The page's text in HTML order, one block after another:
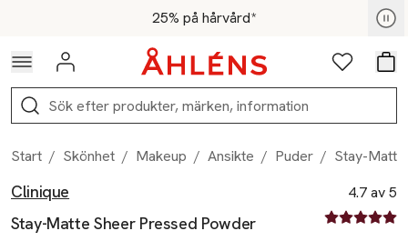
Hoppa till navigationsmenyn25% på hårvård*
För medlemmar - Shoppa nu
Logga in Favoriter
Sök
Start / Skönhet / Makeup / Ansikte / Puder / Stay-
Produktbilder
Hoppa över bildspelet
Clinique
Stay-Matte Sheer Pressed Powder
4.7 av 5
4.7 av fem
Produktinformation